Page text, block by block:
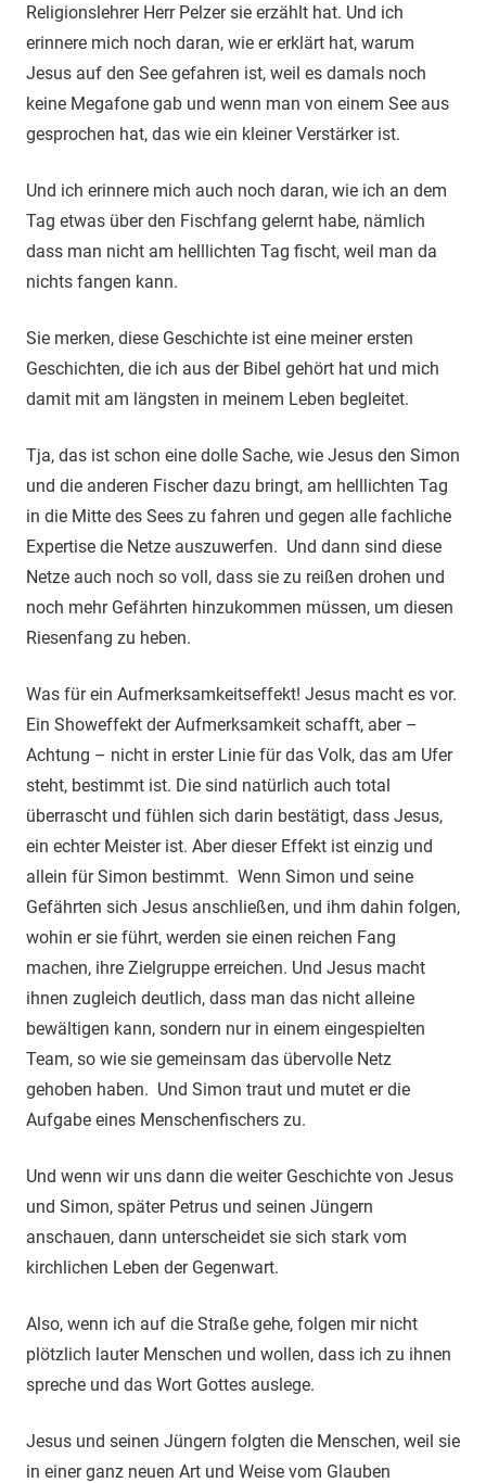
Religionslehrer Herr Pelzer sie erzählt hat. Und ich
erinnere mich noch daran, wie er erklärt hat, warum
Jesus auf den See gefahren ist, weil es damals noch
keine Megafone gab und wenn man von einem See aus
gesprochen hat, das wie ein kleiner Verstärker ist.
Und ich erinnere mich auch noch daran, wie ich an dem
Tag etwas über den Fischfang gelernt habe, nämlich
dass man nicht am helllichten Tag fischt, weil man da
nichts fangen kann.
Sie merken, diese Geschichte ist eine meiner ersten
Geschichten, die ich aus der Bibel gehört hat und mich
damit mit am längsten in meinem Leben begleitet.
Tja, das ist schon eine dolle Sache, wie Jesus den Simon
und die anderen Fischer dazu bringt, am helllichten Tag
in die Mitte des Sees zu fahren und gegen alle fachliche
Expertise die Netze auszuwerfen. Und dann sind diese
Netze auch noch so voll, dass sie zu reißen drohen und
noch mehr Gefährten hinzukommen müssen, um diesen
Riesenfang zu heben.
Was für ein Aufmerksamkeitseffekt! Jesus macht es vor.
Ein Showeffekt der Aufmerksamkeit schafft, aber –
Achtung – nicht in erster Linie für das Volk, das am Ufer
steht, bestimmt ist. Die sind natürlich auch total
überrascht und fühlen sich darin bestätigt, dass Jesus,
ein echter Meister ist. Aber dieser Effekt ist einzig und
allein für Simon bestimmt. Wenn Simon und seine
Gefährten sich Jesus anschließen, und ihm dahin folgen,
wohin er sie führt, werden sie einen reichen Fang
machen, ihre Zielgruppe erreichen. Und Jesus macht
ihnen zugleich deutlich, dass man das nicht alleine
bewältigen kann, sondern nur in einem eingespielten
Team, so wie sie gemeinsam das übervolle Netz
gehoben haben. Und Simon traut und mutet er die
Aufgabe eines Menschenfischers zu.
Und wenn wir uns dann die weiter Geschichte von Jesus
und Simon, später Petrus und seinen Jüngern
anschauen, dann unterscheidet sie sich stark vom
kirchlichen Leben der Gegenwart.
Also, wenn ich auf die Straße gehe, folgen mir nicht
plötzlich lauter Menschen und wollen, dass ich zu ihnen
spreche und das Wort Gottes auslege.
Jesus und seinen Jüngern folgten die Menschen, weil sie
in einer ganz neuen Art und Weise vom Glauben